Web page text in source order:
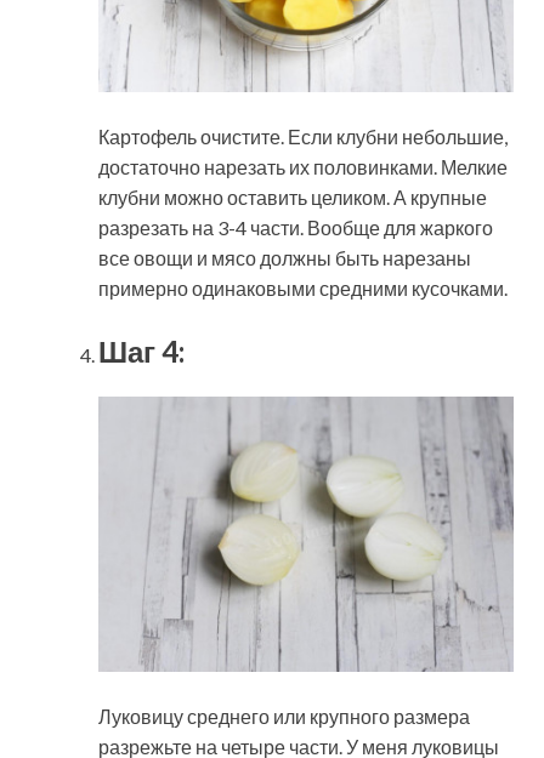
Картофель очистите. Если клубни небольшие,
достаточно нарезать их половинками. Мелкие
клубни можно оставить целиком. А крупные
разрезать на 3-4 части. Вообще для жаркого
все овощи и мясо должны быть нарезаны
примерно одинаковыми средними кусочками.
Шаг 4:
Луковицу среднего или крупного размера
разрежьте на четыре части. У меня луковицы